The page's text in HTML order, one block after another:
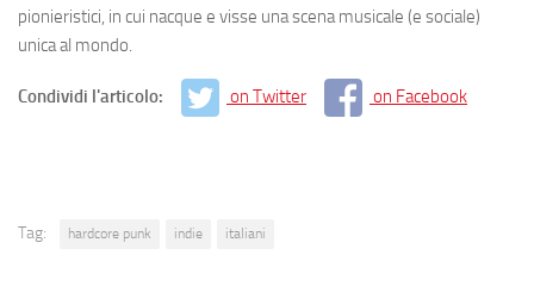
pionieristici, in cui nacque e visse una scena musicale (e sociale)
unica al mondo.
Condividi l'articolo: on Twitter on Facebook
Tag: hardcore punk indie italiani